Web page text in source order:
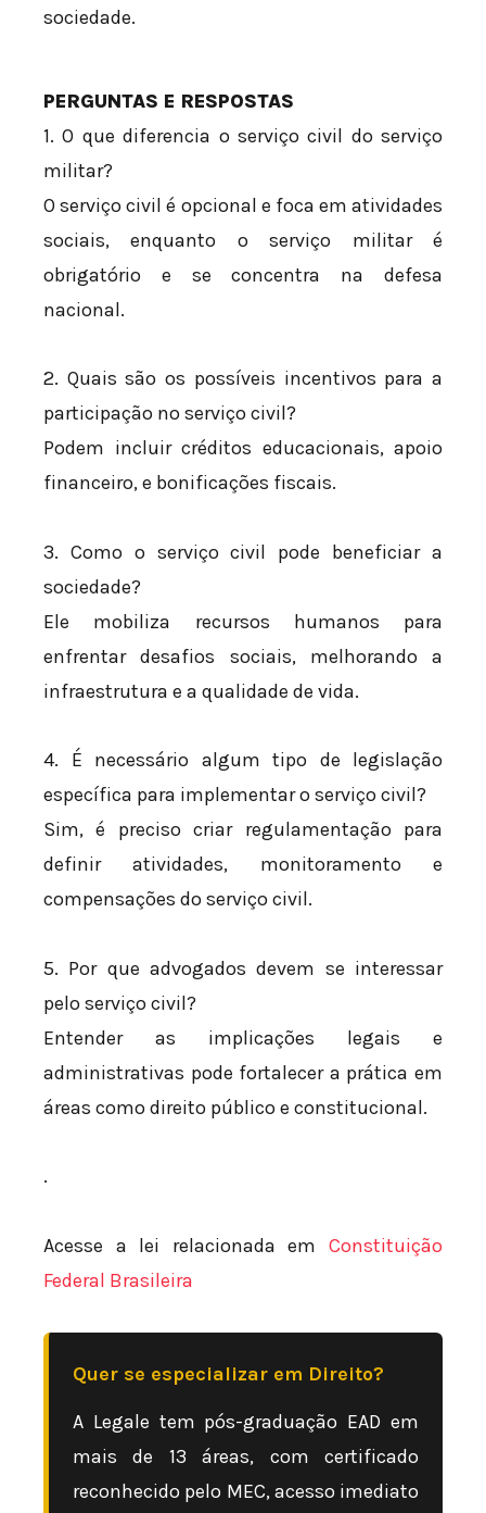
sociedade.
PERGUNTAS E RESPOSTAS
1. O que diferencia o serviço civil do serviço
militar?
O serviço civil é opcional e foca em atividades
sociais, enquanto o serviço militar é
obrigatório e se concentra na defesa
nacional.
2. Quais são os possíveis incentivos para a
participação no serviço civil?
Podem incluir créditos educacionais, apoio
financeiro, e bonificações fiscais.
3. Como o serviço civil pode beneficiar a
sociedade?
Ele mobiliza recursos humanos para
enfrentar desafios sociais, melhorando a
infraestrutura e a qualidade de vida.
4. É necessário algum tipo de legislação
específica para implementar o serviço civil?
Sim, é preciso criar regulamentação para
definir atividades, monitoramento e
compensações do serviço civil.
5. Por que advogados devem se interessar
pelo serviço civil?
Entender as implicações legais e
administrativas pode fortalecer a prática em
áreas como direito público e constitucional.
.
Acesse a lei relacionada em Constituição
Federal Brasileira
Quer se especializar em Direito?
A Legale tem pós-graduação EAD em
mais de 13 áreas, com certificado
reconhecido pelo MEC, acesso imediato